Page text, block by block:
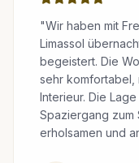
"Wir haben mit
Limassol
begeistert. Die
sehr komfortabel,
Interieur. Die
Spaziergang zum
erholsamen und